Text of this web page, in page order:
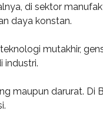
di sektor
daya konstan.
mutakhir,
industri.
maupun darurat. Di